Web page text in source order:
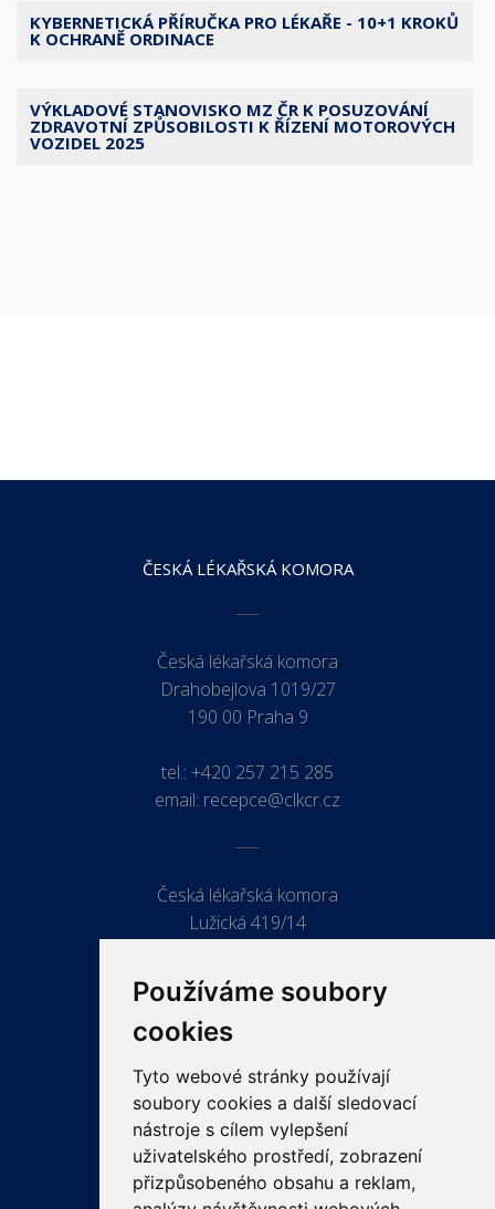
Používáme soubory
cookies
Tyto webové stránky používají
soubory cookies a další sledovací
nástroje s cílem vylepšení
uživatelského prostředí, zobrazení
přizpůsobeného obsahu a reklam,
KYBERNETICKÁ PŘÍRUČKA PRO LÉKAŘE - 10+1 KROKŮ
K OCHRANĚ ORDINACE
VÝKLADOVÉ STANOVISKO MZ ČR K POSUZOVÁNÍ
ZDRAVOTNÍ ZPŮSOBILOSTI K ŘÍZENÍ MOTOROVÝCH
VOZIDEL 2025
ČESKÁ LÉKAŘSKÁ KOMORA
Česká lékařská komora
Drahobejlova 1019/27
190 00 Praha 9
tel.: +420 257 215 285
email: recepce@clkcr.cz
Česká lékařská komora
Lužická 419/14
ODKAZY
PRO LÉKAŘE
PRO VEŘEJNOST
VZDĚLÁVÁNÍ